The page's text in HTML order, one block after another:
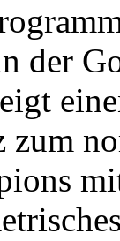
der
zum